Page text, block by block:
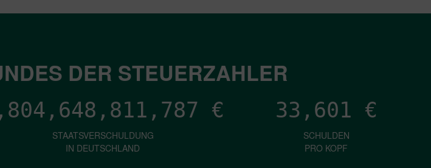
DER STEUERZAHLER
€
STAATSVERSCHULDUNG
IN DEUTSCHLAND
33,601 €
SCHULDEN
PRO KOPF